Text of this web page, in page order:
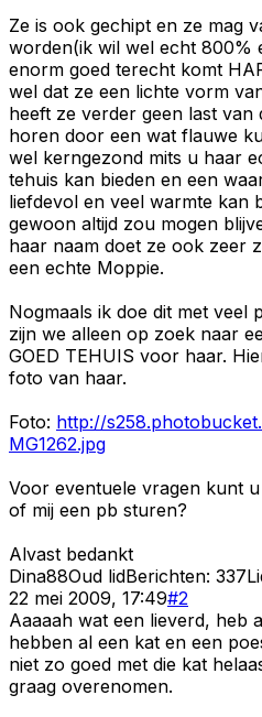
Ze is ook gechipt en ze mag
worden(ik wil wel echt 800%
enorm goed terecht komt
wel dat ze een lichte vorm
heeft ze verder geen last van
horen door een wat flauwe
wel kerngezond mits u haar
tehuis kan bieden en een
liefdevol en veel warmte kan
gewoon altijd zou mogen
haar naam doet ze ook zeer
een echte Moppie.
Nogmaals ik doe dit met veel
zijn we alleen op zoek naar
GOED TEHUIS voor haar.
foto van haar.
Foto: http://
MG1262.jpg
Voor eventuele vragen kunt
of mij een pb sturen?
Alvast bedankt
Dina88Oud lidBerichten: 337
22 mei 2009, 17:49#2
Aaaaah wat een lieverd, heb
hebben al een kat en een
niet zo goed met die kat
graag overenomen.